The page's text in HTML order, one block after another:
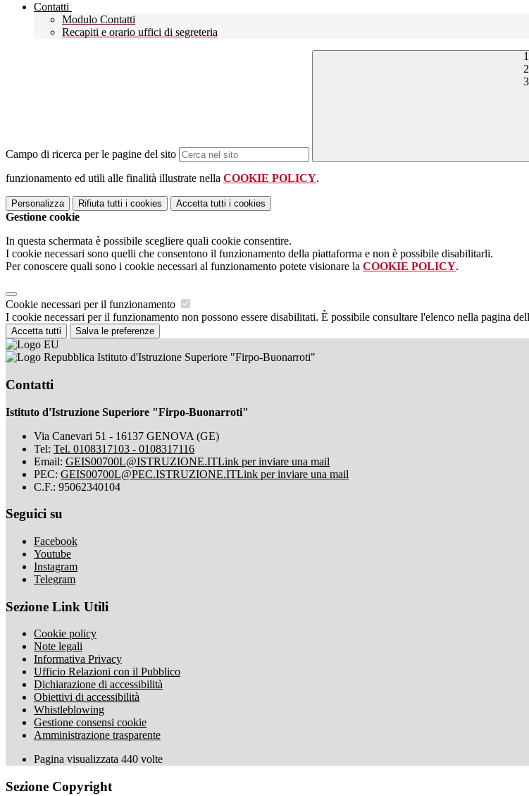
Contatti
Modulo Contatti
Recapiti e orario uffici di segreteria
Campo di ricerca per le pagine del sito
funzionamento ed utili alle finalità illustrate nella COOKIE POLICY.
Personalizza Rifiuta tutti i cookies Accetta tutti i cookies
Gestione cookie
In questa schermata è possibile scegliere quali cookie consentire.
I cookie necessari sono quelli che consentono il funzionamento della piattaforma e non è possibile disabilitarli.
Per conoscere quali sono i cookie necessari al funzionamento potete visionare la COOKIE POLICY.
Cookie necessari per il funzionamento
I cookie necessari per il funzionamento non possono essere disabilitati. È possibile consultare l'elenco nella pagina
Accetta tutti Salva le preferenze
Istituto d'Istruzione Superiore "Firpo-Buonarroti"
Contatti
Istituto d'Istruzione Superiore "Firpo-Buonarroti"
Via Canevari 51 - 16137 GENOVA (GE)
Tel: Tel. 0108317103 - 0108317116
Email: GEIS00700L@ISTRUZIONE.ITLink per inviare una mail
PEC: GEIS00700L@PEC.ISTRUZIONE.ITLink per inviare una mail
C.F.: 95062340104
Seguici su
Facebook
Youtube
Instagram
Telegram
Sezione Link Utili
Cookie policy
Note legali
Informativa Privacy
Ufficio Relazioni con il Pubblico
Dichiarazione di accessibilità
Obiettivi di accessibilità
Whistleblowing
Gestione consensi cookie
Amministrazione trasparente
Pagina visualizzata 440 volte
Sezione Copyright